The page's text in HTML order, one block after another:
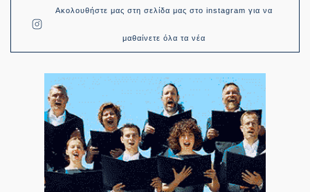
Ακολουθήστε μας στη σελίδα μας στο instagram για να
μαθαίνετε όλα τα νέα